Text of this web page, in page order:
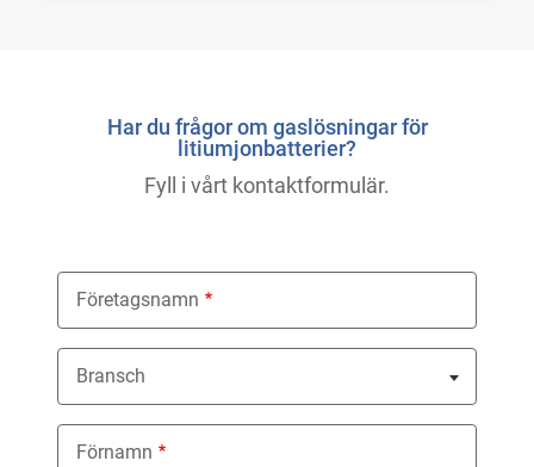
Har du frågor om gaslösningar för
litiumjonbatterier?
Fyll i vårt kontaktformulär.
Företagsnamn
Bransch
Nothing selected
Förnamn